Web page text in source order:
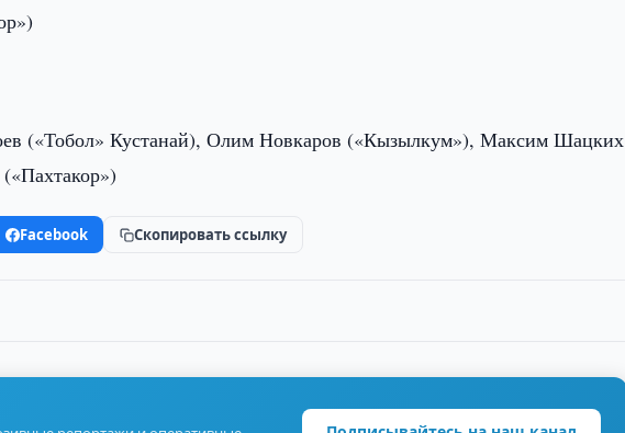
(«Тобол» Кустанай), Олим Новкаров («Кызылкум»), Максим Шацких
Facebook Скопировать ссылку